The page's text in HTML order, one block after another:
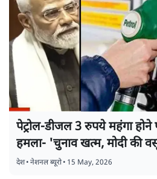
पेट्रोल-डीजल 3 रुपये महंगा होने
हमला- 'चुनाव खत्म, मोदी की
देश•नेशनल ब्यूरो• 15 May, 2026